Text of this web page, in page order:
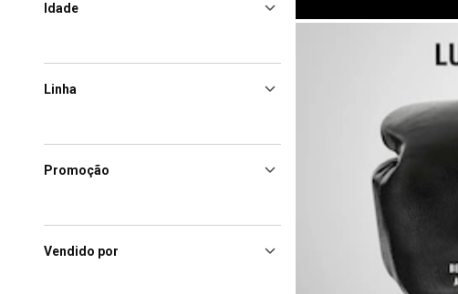
Idade
Linha
Promoção
Vendido por